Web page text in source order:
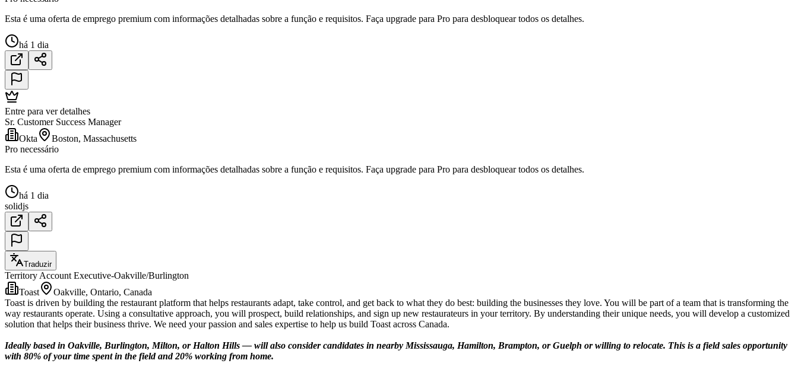
Esta é uma oferta de emprego premium com informações detalhadas sobre a função e requisitos. Faça upgrade para Pro para desbloquear todos os detalhes.
há 1 dia
Entre para ver detalhes
Sr. Customer Success Manager
Okta
Boston, Massachusetts
Pro necessário
Esta é uma oferta de emprego premium com informações detalhadas sobre a função e requisitos. Faça upgrade para Pro para desbloquear todos os detalhes.
há 1 dia
solidjs
Traduzir
Territory Account Executive-Oakville/Burlington
Toast
Oakville, Ontario, Canada
Toast is driven by building the restaurant platform that helps restaurants adapt, take control, and get back to what they do best: building the businesses they love. You will be part of a team that is transforming the
way restaurants operate. Using a consultative approach, you will prospect, build relationships, and sign up new restaurateurs in your territory. By understanding their unique needs, you will develop a customized
solution that helps their business thrive. We need your passion and sales expertise to help us build Toast across Canada.
Ideally based in Oakville, Burlington, Milton, or Halton Hills — will also consider candidates in nearby Mississauga, Hamilton, Brampton, or Guelph or willing to relocate. This is a field sales opportunity
with 80% of your time spent in the field and 20% working from home.